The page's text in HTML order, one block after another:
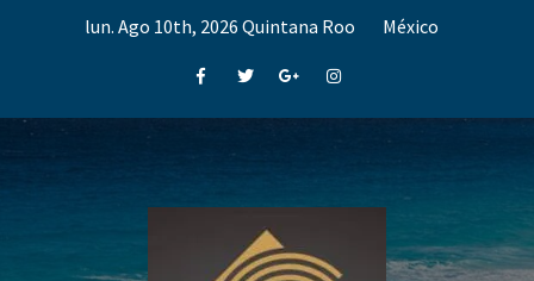
lun. Ago 10th, 2026 Quintana Roo México
FacebookTwitterGoogle+Instagram